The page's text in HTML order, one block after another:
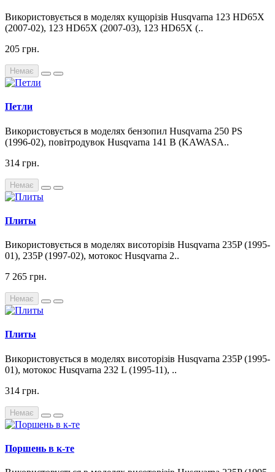
Використовується в моделях кущорізів Husqvarna 123 HD65X
(2007-02), 123 HD65X (2007-03), 123 HD65X (..
205 грн.
Немає
Петли
Використовується в моделях бензопил Husqvarna 250 PS
(1996-02), повітродувок Husqvarna 141 B (KAWASA..
314 грн.
Немає
Плиты
Використовується в моделях висоторізів Husqvarna 235P (1995-
01), 235P (1997-02), мотокос Husqvarna 2..
7 265 грн.
Немає
Плиты
Використовується в моделях висоторізів Husqvarna 235P (1995-
01), мотокос Husqvarna 232 L (1995-11), ..
314 грн.
Немає
Поршень в к-те